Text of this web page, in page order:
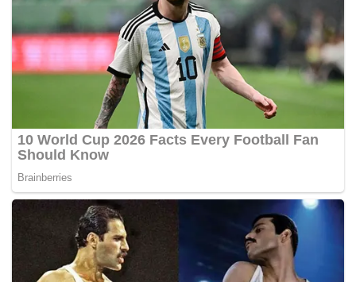
iaitu luka yang berdarah yang tidak mengalir,”
dalam laman web rasminya.
Terdahulu, sepucuk surat sokongan pertukaran nama dari
Jabatan Mufti Negeri Pulau Pinang yang menyatakan
nama ‘Damia’ bermaksud kurang baik, tersebar menjadi